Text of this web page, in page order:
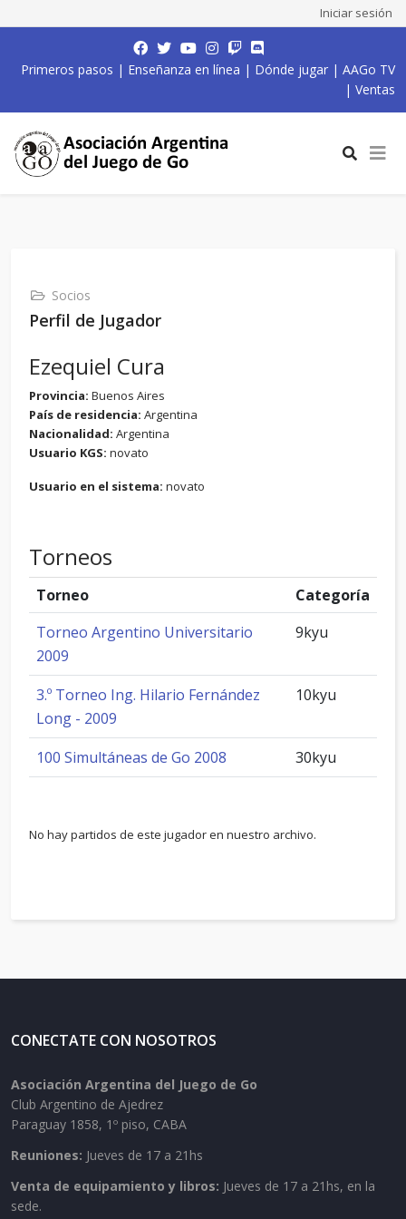
Iniciar sesión
Primeros pasos | Enseñanza en línea | Dónde jugar | AAGo TV
| Ventas
Socios
Perfil de Jugador
Ezequiel Cura
Provincia: Buenos Aires
País de residencia: Argentina
Nacionalidad: Argentina
Usuario KGS: novato
Usuario en el sistema: novato
Torneos
Torneo
Categoría
Torneo Argentino Universitario
2009
9kyu
3.º Torneo Ing. Hilario Fernández
Long - 2009
10kyu
100 Simultáneas de Go 2008 30kyu
No hay partidos de este jugador en nuestro archivo.
CONECTATE CON NOSOTROS
Asociación Argentina del Juego de Go
Club Argentino de Ajedrez
Paraguay 1858, 1º piso, CABA
Reuniones: Jueves de 17 a 21hs
Venta de equipamiento y libros: Jueves de 17 a 21hs, en la
sede.